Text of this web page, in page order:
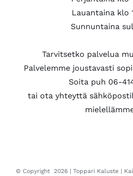
Lauantaina klo
Sunnuntaina
Tarvitsetko palvelua
Palvelemme joustavasti
Soita puh 06-
tai ota yhteyttä
© Copyright 2026 | Toppari Kaluste |